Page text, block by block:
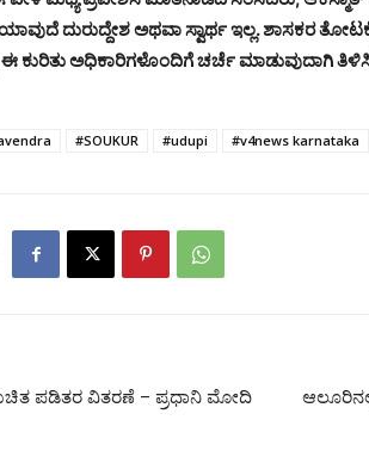
ದುರುದ್ದೇಶ ಅಥವಾ ಸ್ವಾರ್ಥ ಇಲ್ಲ. ಶಾಸಕರ
ಈ ಕುರಿತು ಅಧಿಕಾರಿಗಳೊಂದಿಗೆ ಚರ್ಚೆ ಮಾಡುವುದಾಗಿ
#SOUKUR #udupi #v4news karnataka
ಪಡಿತರ ವಿತರಣೆ – ಪ್ರಧಾನಿ ಮೋದಿ